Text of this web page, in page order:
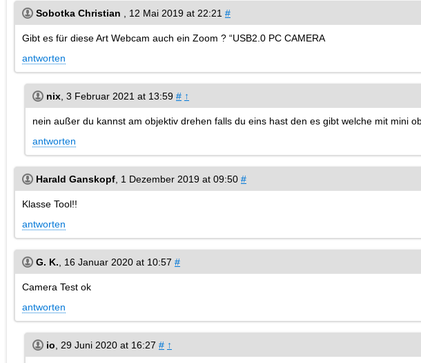
Sobotka Christian 12 Mai 2019 at 22:21 #
Gibt es für diese Art Webcam auch ein Zoom ? “USB2.0 PC CAMERA
antworten
nix 3 Februar 2021 at 13:59 # ↑
nein außer du kannst am objektiv drehen falls du eins hast den es gibt welche mit mini
antworten
Harald Ganskopf 1 Dezember 2019 at 09:50 #
Klasse Tool!!
antworten
G. K. 16 Januar 2020 at 10:57 #
Camera Test ok
antworten
io 29 Juni 2020 at 16:27 # ↑